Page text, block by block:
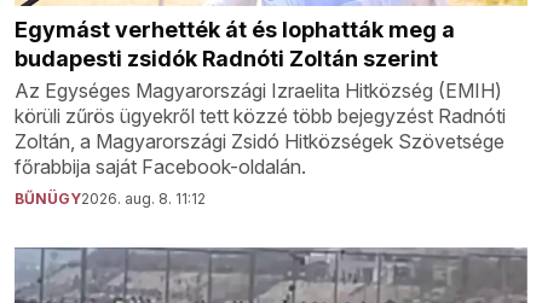
Egymást verhették át és lophatták meg a
budapesti zsidók Radnóti Zoltán szerint
Az Egységes Magyarországi Izraelita Hitközség (EMIH)
körüli zűrös ügyekről tett közzé több bejegyzést Radnóti
Zoltán, a Magyarországi Zsidó Hitközségek Szövetsége
főrabbija saját Facebook-oldalán.
BŰNÜGY2026. aug. 8. 11:12